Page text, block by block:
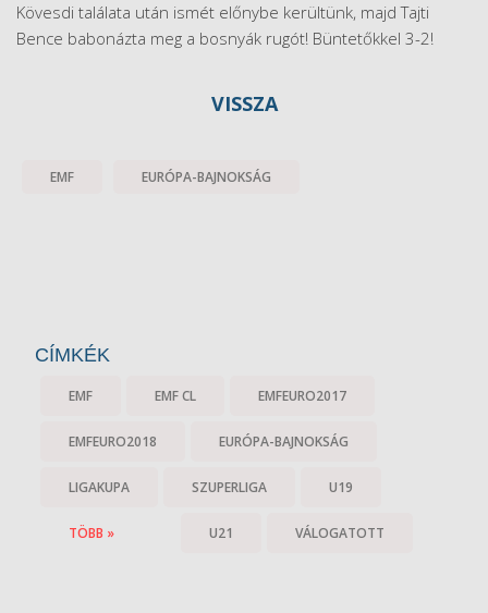
Kövesdi találata után ismét előnybe kerültünk, majd Tajti
Bence babonázta meg a bosnyák rugót! Büntetőkkel 3-2!
VISSZA
EMF EURÓPA-BAJNOKSÁG
CÍMKÉK
EMF EMF CL EMFEURO2017
EMFEURO2018 EURÓPA-BAJNOKSÁG
LIGAKUPA SZUPERLIGA U19
U21 VÁLOGATOTT
TÖBB »